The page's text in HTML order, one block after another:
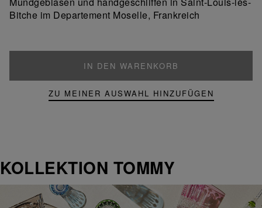
Produkt
Bitche im Departement Moselle, Frankreich
IN DEN WARENKORB
ZU MEINER AUSWAHL HINZUFÜGEN
KOLLEKTION TOMMY